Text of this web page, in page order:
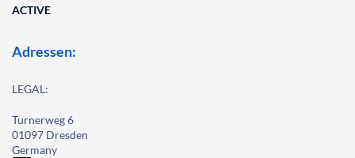
ACTIVE
Adressen:
LEGAL:
Turnerweg 6
01097 Dresden
Germany